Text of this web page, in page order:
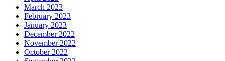
March 2023
February 2023
January 2023
December 2022
November 2022
October 2022